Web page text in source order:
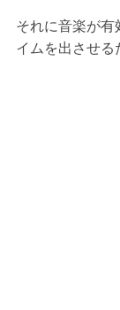
それに音楽が有
イムを出させる